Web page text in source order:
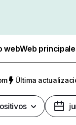
webWeb
Última